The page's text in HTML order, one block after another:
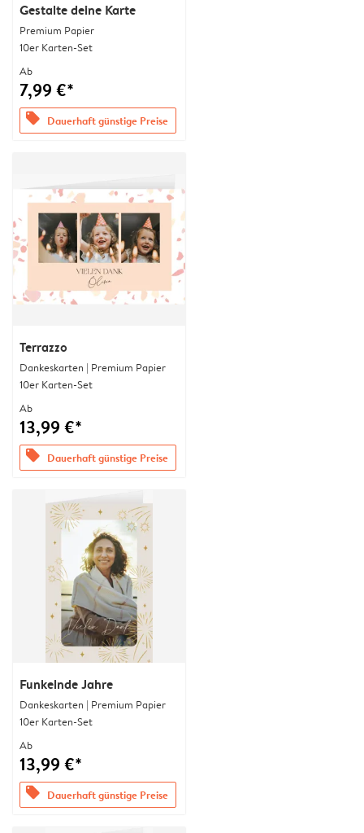
Gestalte deine Karte
Premium Papier
10er Karten-Set
Ab
7,99 €*
offers Dauerhaft günstige Preise
Terrazzo
Dankeskarten | Premium Papier
10er Karten-Set
Ab
13,99 €*
offers Dauerhaft günstige Preise
Funkelnde Jahre
Dankeskarten | Premium Papier
10er Karten-Set
Ab
13,99 €*
offers Dauerhaft günstige Preise